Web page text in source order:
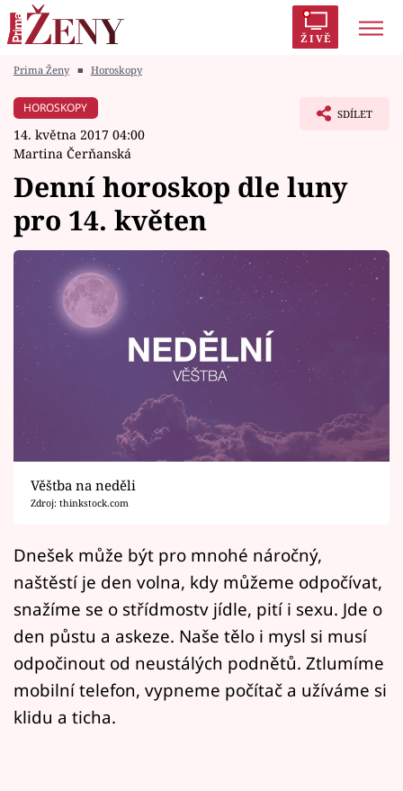
ŽIVĚ
Módní alarm
Témata
Celebrity
Vztahy
Seriály
Sledujte prima+
Filmový festival Karlovy Vary
Mámy sobě
Přihlášení
Sledujte nás
Prima Ženy ■ Horoskopy
HOROSKOPY
14. května 2017 04:00
Martina Čerňanská
SDÍLET
Denní horoskop dle luny
pro 14. květen
Věštba na neděli
Zdroj: thinkstock.com
Dnešek může být pro mnohé náročný,
naštěstí je den volna, kdy můžeme odpočívat,
snažíme se o střídmostv jídle, pití i sexu. Jde o
den půstu a askeze. Naše tělo i mysl si musí
odpočinout od neustálých podnětů. Ztlumíme
mobilní telefon, vypneme počítač a užíváme si
klidu a ticha.